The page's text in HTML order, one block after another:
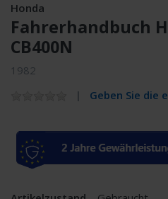
Honda
Fahrerhandbuch
CB400N
1982
Geben Sie die